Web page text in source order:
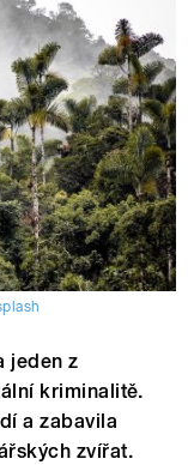
jeden z
kriminalitě.
a zabavila
zvířat.